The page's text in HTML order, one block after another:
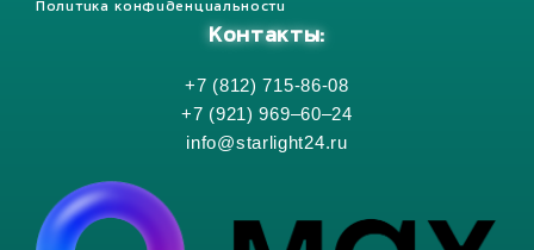
Политика конфиденциальности
Контакты:
+7 (812) 715-86-08
+7 (921) 969–60–24
info@starlight24.ru